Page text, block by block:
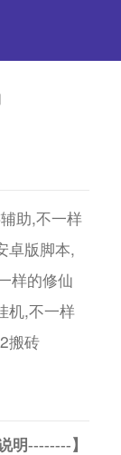
助,不一样
卓版脚本,
样的修仙
机,不一样
搬砖
明--------】